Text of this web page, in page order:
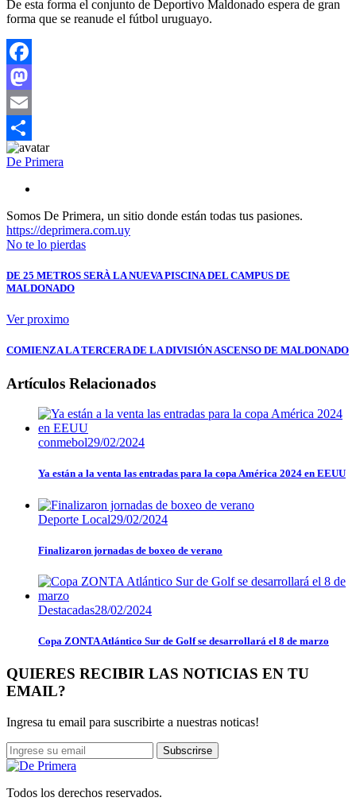
De esta forma el conjunto de Deportivo Maldonado espera de gran
forma que se reanude el fútbol uruguayo.
Facebook
Mastodon
Email
Compartir
De Primera
Somos De Primera, un sitio donde están todas tus pasiones.
https://deprimera.com.uy
No te lo pierdas
DE 25 METROS SERÀ LA NUEVA PISCINA DEL CAMPUS DE
MALDONADO
Ver proximo
COMIENZA LA TERCERA DE LA DIVISIÓN ASCENSO DE MALDONADO
Artículos Relacionados
conmebol29/02/2024
Ya están a la venta las entradas para la copa América 2024 en EEUU
Deporte Local29/02/2024
Finalizaron jornadas de boxeo de verano
Destacadas28/02/2024
Copa ZONTA Atlántico Sur de Golf se desarrollará el 8 de marzo
QUIERES RECIBIR LAS NOTICIAS EN TU
EMAIL?
Ingresa tu email para suscribirte a nuestras noticas!
Subscrirse
Todos los derechos reservados.